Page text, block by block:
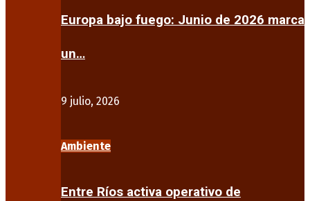
Europa bajo fuego: Junio de 2026 marca
un…
9 julio, 2026
Ambiente
Entre Ríos activa operativo de